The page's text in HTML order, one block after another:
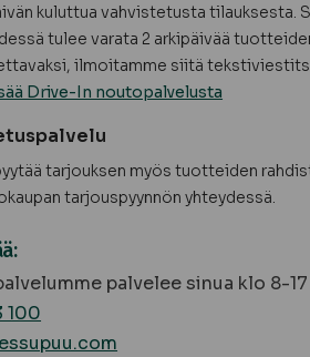
kuluttua vahvistetusta tilauksesta.
tulee varata 2 arkipäivää
ilmoitamme siitä
Drive-In noutopalvelusta
tarjouksen myös tuotteiden
tarjouspyynnön yhteydessä.
palvelee sinua klo 8-17
100